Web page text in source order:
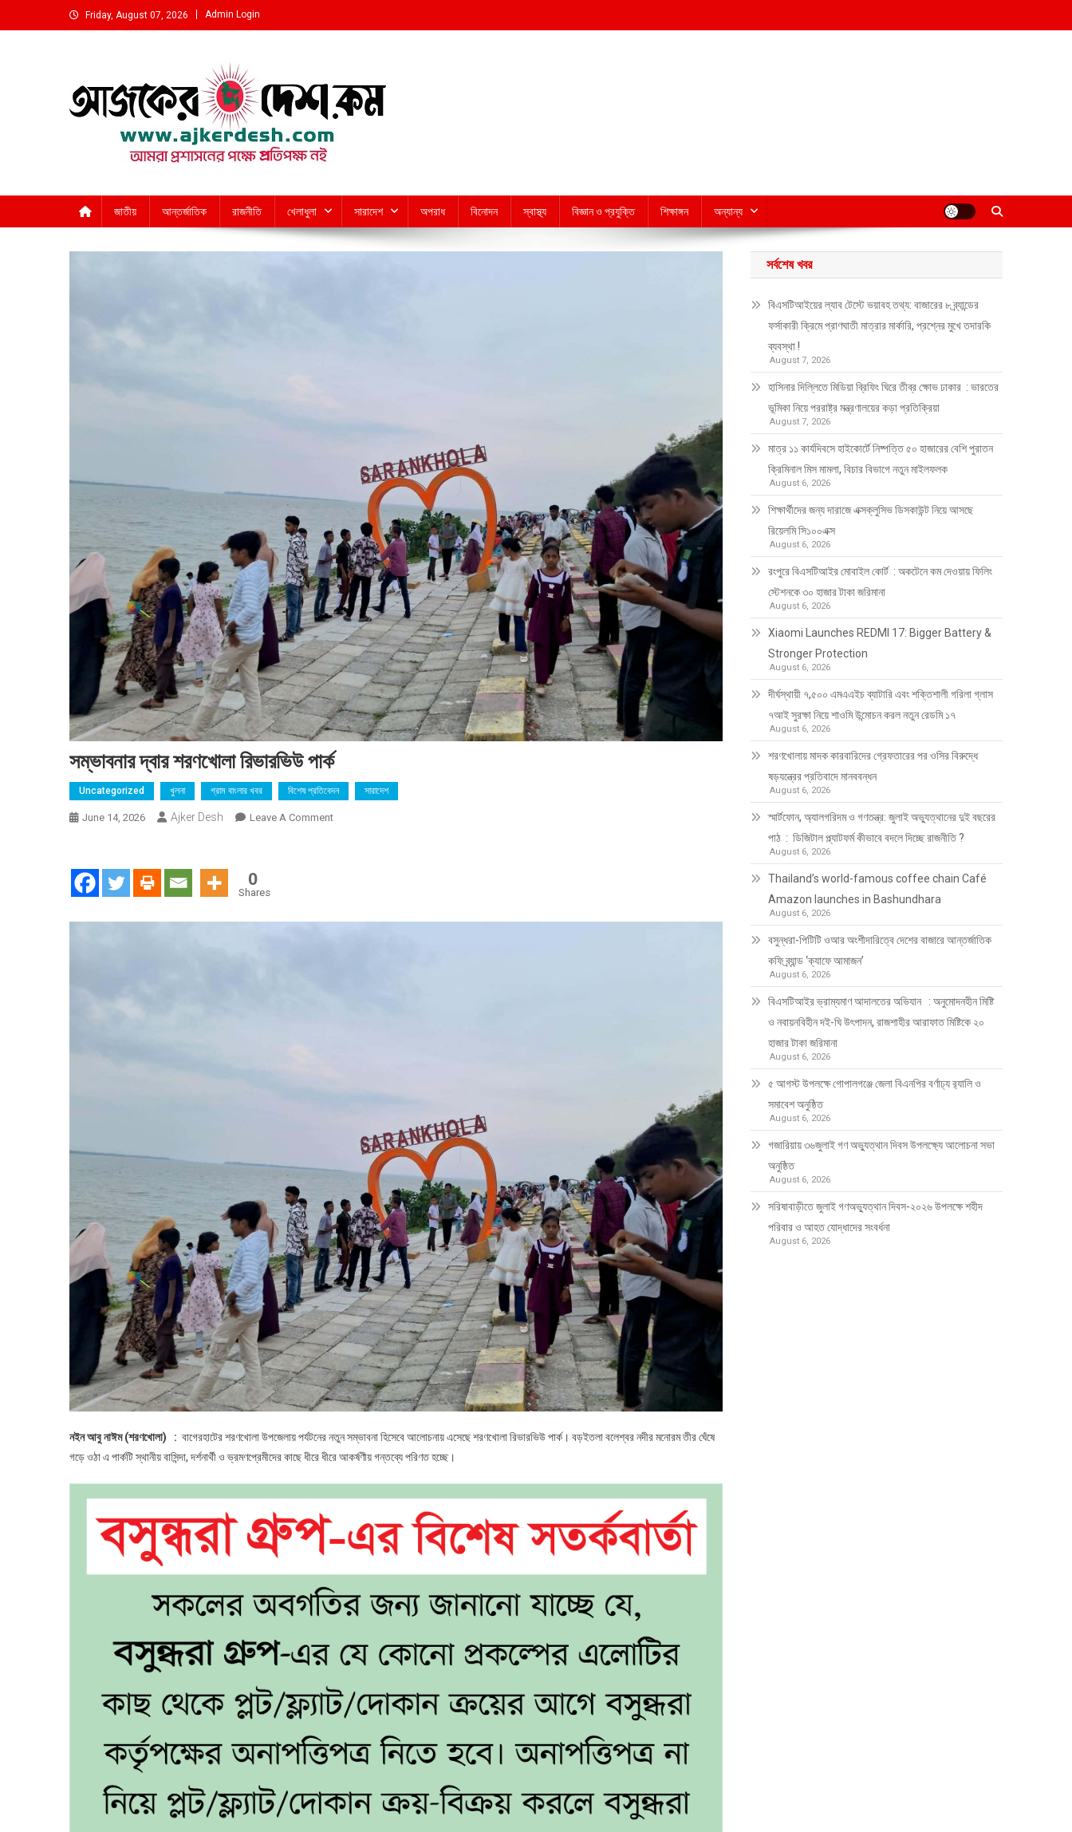
to
Friday, August 07, 2026 Admin Login
জাতীয় আন্তর্জাতিক রাজনীতি খেলাধুলা সারাদেশ অপরাধ বিনোদন স্বাস্থ্য বিজ্ঞান ও প্রযুক্তি শিক্ষাঙ্গন অন্যান্য
সম্ভাবনার দ্বার শরণখোলা রিভারভিউ পার্ক
Uncategorized খুলনা গ্রাম বাংলার খবর বিশেষ প্রতিবেদন সারাদেশ
June 14, 2026 Ajker Desh Leave A CommentOn
0
Shares
নইন আবু নাঈম (শরণখোলা) : বাগেরহাটের শরণখোলা উপজেলায় পর্যটনের নতুন সম্ভাবনা হিসেবে আলোচনায় এসেছে শরণখোলা রিভারভিউ পার্ক। বড়ইতলা বলেশ্বর নদীর মনোরম তীর ঘেঁষে
গড়ে ওঠা এ পার্কটি স্থানীয় বাসিন্দা, দর্শনার্থী ও ভ্রমণপ্রেমীদের কাছে ধীরে ধীরে আকর্ষণীয় গন্তব্যে পরিণত হচ্ছে।
সর্বশেষ খবর
বিএসটিআইয়ের ল্যাব টেস্টে ভয়াবহ তথ্য: বাজারের ৮ ব্র্যান্ডের
ফর্সাকারী ক্রিমে প্রাণঘাতী মাত্রার মার্কারি, প্রশ্নের মুখে তদারকি
ব্যবস্থা !
August 7, 2026
হাসিনার দিল্লিতে মিডিয়া ব্রিফিং ঘিরে তীব্র ক্ষোভ ঢাকার : ভারতের
ভূমিকা নিয়ে পররাষ্ট্র মন্ত্রণালয়ের কড়া প্রতিক্রিয়া
August 7, 2026
মাত্র ১১ কার্যদিবসে হাইকোর্টে নিষ্পত্তি ৫০ হাজারের বেশি পুরাতন
ক্রিমিনাল মিস মামলা, বিচার বিভাগে নতুন মাইলফলক
August 6, 2026
শিক্ষার্থীদের জন্য দারাজে এক্সক্লুসিভ ডিসকাউন্ট নিয়ে আসছে
রিয়েলমি সি১০০এক্স
August 6, 2026
রংপুরে বিএসটিআইর মোবাইল কোর্ট : অকটেনে কম দেওয়ায় ফিলিং
স্টেশনকে ৩০ হাজার টাকা জরিমানা
August 6, 2026
Xiaomi Launches REDMI 17: Bigger Battery &
Stronger Protection
August 6, 2026
দীর্ঘস্থায়ী ৭,৫০০ এমএএইচ ব্যাটারি এবং শক্তিশালী গরিলা গ্লাস
৭আই সুরক্ষা নিয়ে শাওমি উন্মোচন করল নতুন রেডমি ১৭
August 6, 2026
শরণখোলায় মাদক কারবারিদের গ্রেফতারের পর ওসির বিরুদ্ধে
ষড়যন্ত্রের প্রতিবাদে মানববন্ধন
August 6, 2026
স্মার্টফোন, অ্যালগরিদম ও গণতন্ত্র: জুলাই অভ্যুত্থানের দুই বছরের
পাঠ : ডিজিটাল প্ল্যাটফর্ম কীভাবে বদলে দিচ্ছে রাজনীতি ?
August 6, 2026
Thailand’s world-famous coffee chain Café
Amazon launches in Bashundhara
August 6, 2026
বসুন্ধরা-পিটিটি ওআর অংশীদারিত্বে দেশের বাজারে আন্তর্জাতিক
কফি ব্র্যান্ড ‘ক্যাফে আমাজন’
August 6, 2026
বিএসটিআইর ভ্রাম্যমাণ আদালতের অভিযান : অনুমোদনহীন মিষ্টি
ও নবায়নবিহীন দই-ঘি উৎপাদন, রাজশাহীর আরাফাত মিষ্টিকে ২০
হাজার টাকা জরিমানা
August 6, 2026
৫ আগস্ট উপলক্ষে গোপালগঞ্জে জেলা বিএনপির বর্ণাঢ্য র‍্যালি ও
সমাবেশ অনুষ্ঠিত
August 6, 2026
গজারিয়ায় ৩৬জুলাই গণ অভ্যুত্থান দিবস উপলক্ষ্যে আলোচনা সভা
অনুষ্ঠিত
August 6, 2026
সরিষাবাড়ীতে জুলাই গণঅভ্যুত্থান দিবস-২০২৬ উপলক্ষে শহীদ
পরিবার ও আহত যোদ্ধাদের সংবর্ধনা
August 6, 2026